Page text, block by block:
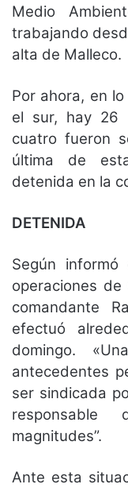
Medio
trabajando
alta de Malleco.
Por ahora, en
el sur, hay 26
cuatro fueron
última de
detenida en la
DETENIDA
Según
operaciones
comandante
efectuó
domingo.
antecedentes
ser sindicada
magnitudes”.
Ante esta